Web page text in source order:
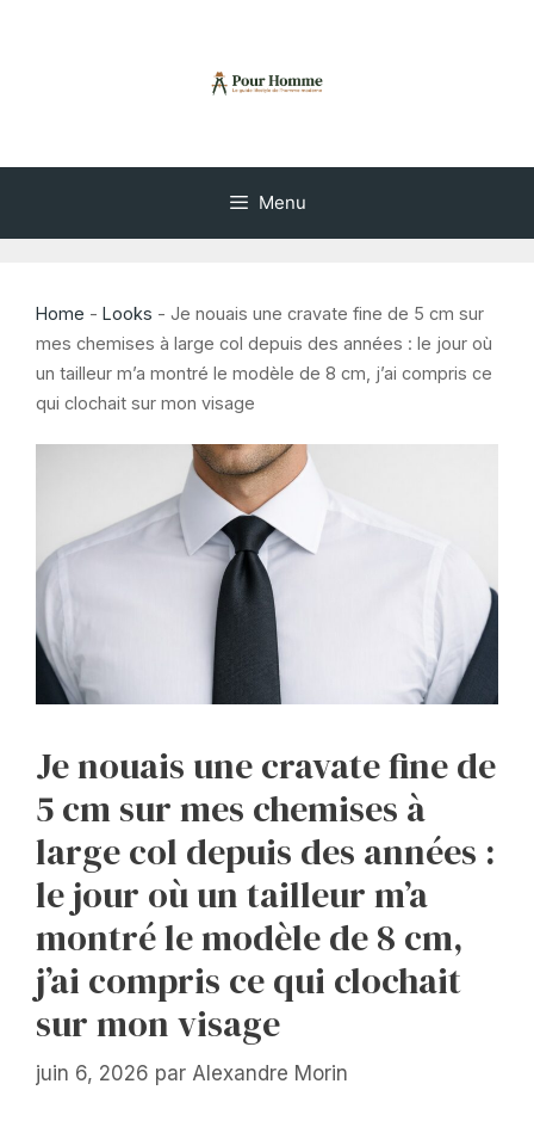
Menu
Home - Looks - Je nouais une cravate fine de 5 cm sur
mes chemises à large col depuis des années : le jour où
un tailleur m’a montré le modèle de 8 cm, j’ai compris ce
qui clochait sur mon visage
Je nouais une cravate fine de
5 cm sur mes chemises à
large col depuis des années :
le jour où un tailleur m’a
montré le modèle de 8 cm,
j’ai compris ce qui clochait
sur mon visage
juin 6, 2026 par Alexandre Morin